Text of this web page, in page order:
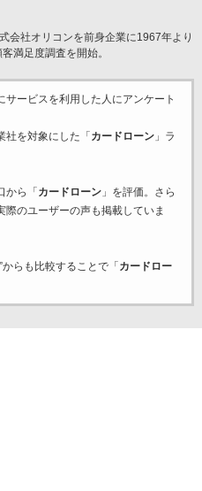
会社オリコンを前身企業に1967年より
満足度調査を開始。
サービスを利用した 人にアンケート
社を対象にした「 カードローン」ラ
から「 カードローン」を評価。さら
のユーザーの声も掲載していま
らも比較することで「 カードロー